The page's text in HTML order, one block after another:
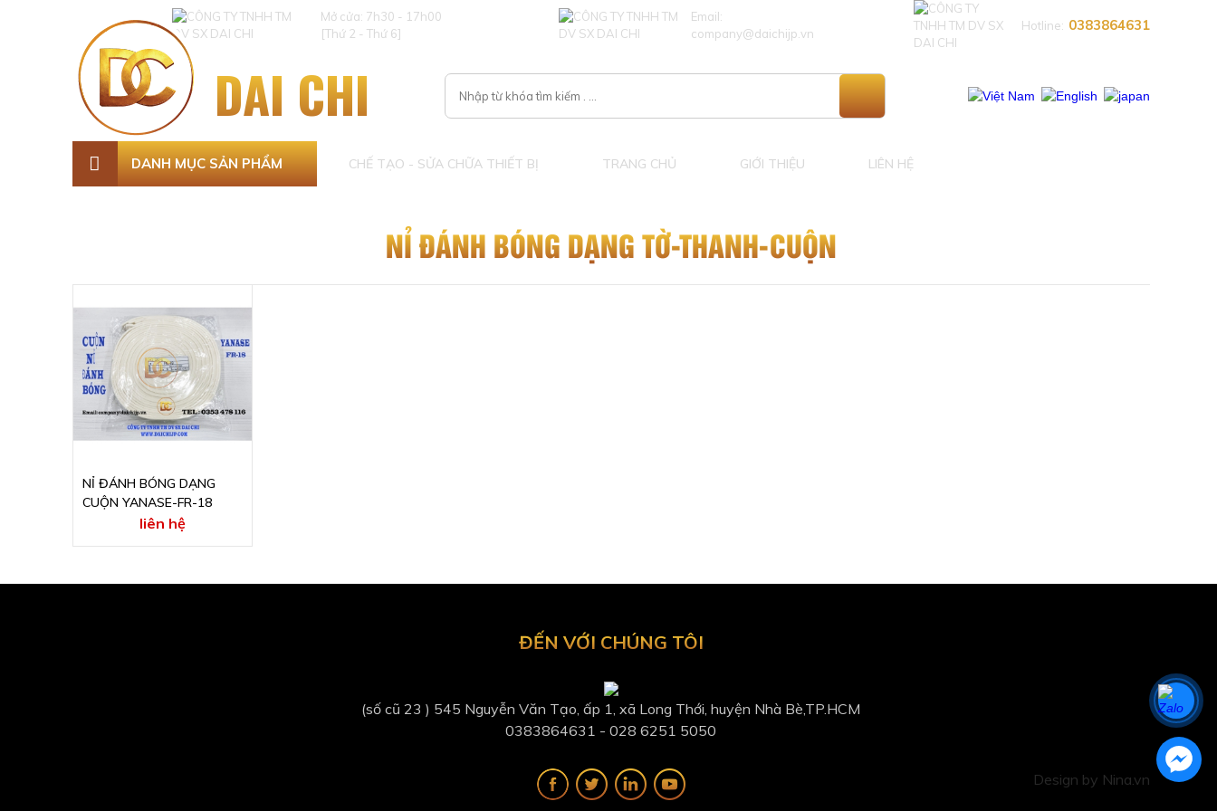
Mở cửa: 7h30 - 17h00
[Thứ 2 - Thứ 6]
Email:
company@daichijp.vn
Hotline: 0383864631​
DAI CHI
DANH MỤC SẢN PHẨM CHẾ TẠO - SỬA CHỮA THIẾT BỊ TRANG CHỦ GIỚI THIỆU LIÊN HỆ
NỈ ĐÁNH BÓNG DẠNG TỜ-THANH-CUỘN
NỈ ĐÁNH BÓNG DẠNG
CUỘN YANASE-FR-18
liên hệ
ĐẾN VỚI CHÚNG TÔI
(số cũ 23 ) 545 Nguyễn Văn Tạo, ấp 1, xã Long Thới, huyện Nhà Bè,TP.HCM
0383864631​ - 028 6251 5050
Design by Nina.vn